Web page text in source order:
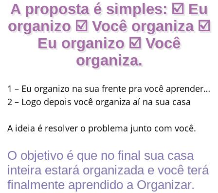
A proposta é simples: ☑️ Eu
organizo ☑️ Você organiza ☑️
Eu organizo ☑️ Você
organiza.
1 – Eu organizo na sua frente pra você aprender…
2 – Logo depois você organiza aí na sua casa
A ideia é resolver o problema junto com você.
O objetivo é que no final sua casa
inteira estará organizada e você terá
finalmente aprendido a Organizar.